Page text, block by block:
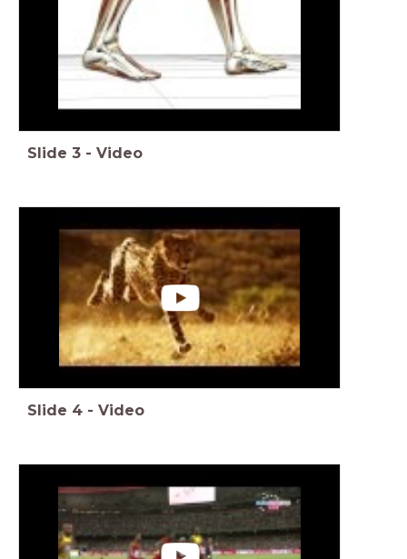
Slide 3 - Video
Slide 4 - Video